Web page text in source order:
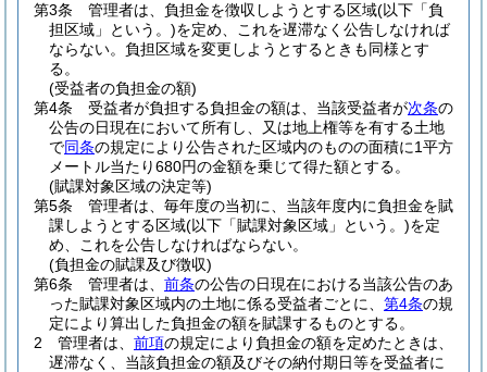
第3条
管理者は、負担金を徴収しようとする区域(以下「負
担区域」という。)を定め、これを遅滞なく公告しなければ
ならない。 負担区域を変更しようとするときも同様とす
る。
(受益者の負担金の額)
第4条
受益者が負担する負担金の額は、当該受益者が次条の
公告の日現在において所有し、又は地上権等を有する土地
で同条の規定により公告された区域内のものの面積に1平方
メートル当たり680円の金額を乗じて得た額とする。
(賦課対象区域の決定等)
第5条
管理者は、毎年度の当初に、当該年度内に負担金を賦
課しようとする区域(以下「賦課対象区域」という。)を定
め、これを公告しなければならない。
(負担金の賦課及び徴収)
第6条
管理者は、 前条の公告の日現在における当該公告のあ
った賦課対象区域内の土地に係る受益者ごとに、 第4条の規
定により算出した負担金の額を賦課するものとする。
2
管理者は、 前項の規定により負担金の額を定めたときは、
遅滞なく、当該負担金の額及びその納付期日等を受益者に